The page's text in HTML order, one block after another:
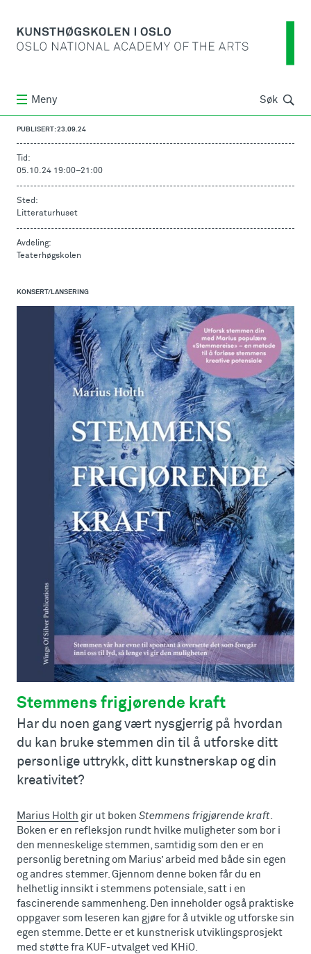
Meny Søk Søk
PUBLISERT: 23.09.24
Tid:
05.10.24 19:00–21:00
Sted:
Litteraturhuset
Avdeling:
Teaterhøgskolen
KONSERT/LANSERING
Stemmens frigjørende kraft
Har du noen gang vært nysgjerrig på hvordan
du kan bruke stemmen din til å utforske ditt
personlige uttrykk, ditt kunstnerskap og din
kreativitet?
Marius Holth gir ut boken Stemmens frigjørende kraft.
Boken er en refleksjon rundt hvilke muligheter som bor i
den menneskelige stemmen, samtidig som den er en
personlig beretning om Marius’ arbeid med både sin egen
og andres stemmer. Gjennom denne boken får du en
helhetlig innsikt i stemmens potensiale, satt i en
fascinerende sammenheng. Den inneholder også praktiske
oppgaver som leseren kan gjøre for å utvikle og utforske sin
egen stemme. Dette er et kunstnerisk utviklingsprosjekt
med støtte fra KUF-utvalget ved KHiO.